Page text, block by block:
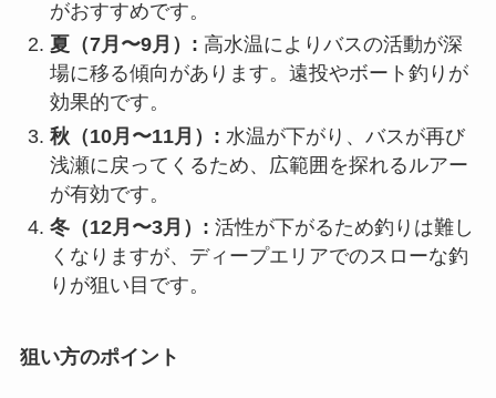
がおすすめです。
夏（7月〜9月）: 高水温によりバスの活動が深
場に移る傾向があります。遠投やボート釣りが
効果的です。
秋（10月〜11月）: 水温が下がり、バスが再び
浅瀬に戻ってくるため、広範囲を探れるルアー
が有効です。
冬（12月〜3月）: 活性が下がるため釣りは難し
くなりますが、ディープエリアでのスローな釣
りが狙い目です。
狙い方のポイント